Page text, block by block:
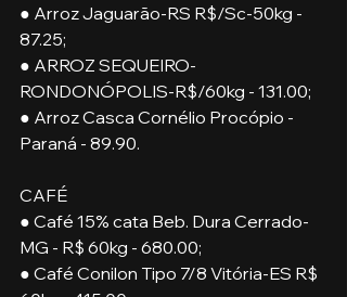
● Arroz Jaguarão-RS R$/Sc-50kg -
87.25;
● ARROZ SEQUEIRO-
RONDONÓPOLIS-R$/60kg - 131.00;
● Arroz Casca Cornélio Procópio -
Paraná - 89.90.
CAFÉ
● Café 15% cata Beb. Dura Cerrado-
MG - R$ 60kg - 680.00;
● Café Conilon Tipo 7/8 Vitória-ES R$